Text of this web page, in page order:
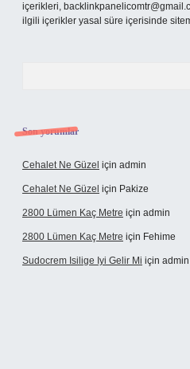
içerikleri,
ilgili içerikler yasal süre içerisinde
Son yorumlar
Cehalet Ne Güzel için admin
Cehalet Ne Güzel için Pakize
2800 Lümen Kaç Metre için admin
2800 Lümen Kaç Metre için Fehime
Sudocrem Isilige Iyi Gelir Mi için admin